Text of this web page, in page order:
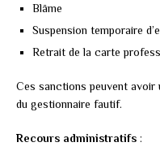
Blâme
Suspension temporaire
Retrait de la carte
Ces sanctions peuvent
du gestionnaire fautif.
Recours administratifs :